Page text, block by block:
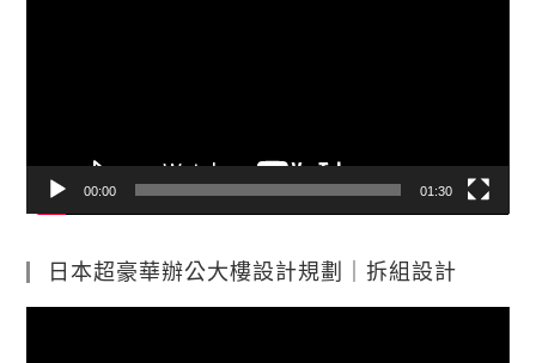
00:00 01:30
日本超豪華辦公大樓設計規劃｜拆組設計